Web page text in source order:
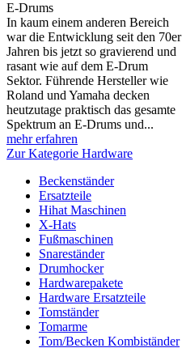
E-Drums
In kaum einem anderen Bereich
war die Entwicklung seit den 70er
Jahren bis jetzt so gravierend und
rasant wie auf dem E-Drum
Sektor. Führende Hersteller wie
Roland und Yamaha decken
heutzutage praktisch das gesamte
Spektrum an E-Drums und...
mehr erfahren
Zur Kategorie Hardware
Beckenständer
Ersatzteile
Hihat Maschinen
X-Hats
Fußmaschinen
Snareständer
Drumhocker
Hardwarepakete
Hardware Ersatzteile
Tomständer
Tomarme
Tom/Becken Kombiständer